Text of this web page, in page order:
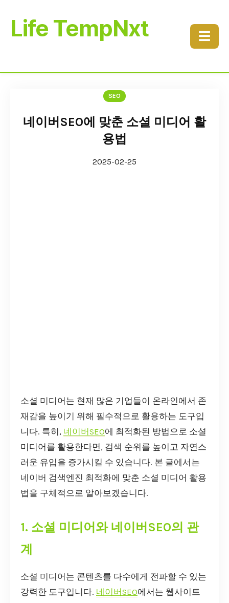
Life TempNxt ☰
SEO
네이버SEO에 맞춘 소셜 미디어 활
용법
2025-02-25
소셜 미디어는 현재 많은 기업들이 온라인에서 존
재감을 높이기 위해 필수적으로 활용하는 도구입
니다. 특히, 네이버SEO에 최적화된 방법으로 소셜
미디어를 활용한다면, 검색 순위를 높이고 자연스
러운 유입을 증가시킬 수 있습니다. 본 글에서는
네이버 검색엔진 최적화에 맞춘 소셜 미디어 활용
법을 구체적으로 알아보겠습니다.
1. 소셜 미디어와 네이버SEO의 관
계
소셜 미디어는 콘텐츠를 다수에게 전파할 수 있는
강력한 도구입니다. 네이버SEO에서는 웹사이트